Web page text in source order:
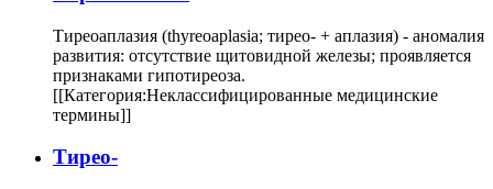
Тиреоаплазия (thyreoaplasia; тирео- + аплазия) - аномалия
развития: отсутствие щитовидной железы; проявляется
признаками гипотиреоза.
[[Категория:Неклассифицированные медицинские
термины]]
Тирео-